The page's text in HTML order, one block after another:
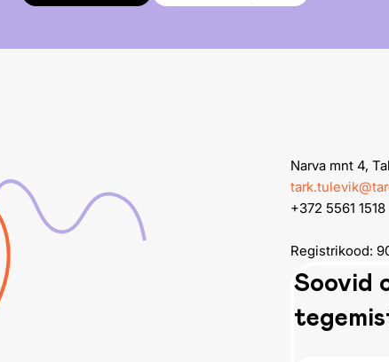
Narva mnt 4,
+372 5561 1518
Registrikood:
Soovid